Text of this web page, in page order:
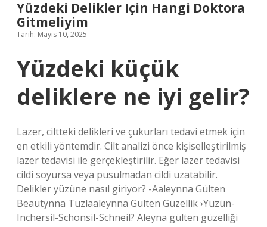
Yüzdeki Delikler Için Hangi Doktora
Gitmeliyim
Tarih: Mayıs 10, 2025
Yüzdeki küçük
deliklere ne iyi gelir?
Lazer, ciltteki delikleri ve çukurları tedavi etmek için
en etkili yöntemdir. Cilt analizi önce kişiselleştirilmiş
lazer tedavisi ile gerçekleştirilir. Eğer lazer tedavisi
cildi soyursa veya pusulmadan cildi uzatabilir.
Delikler yüzüne nasıl giriyor? -Aaleynna Gülten
Beautynna Tuzlaaleynna Gülten Güzellik ›Yuzün-
Inchersil-Schonsil-Schneil? Aleyna gülten güzelliği